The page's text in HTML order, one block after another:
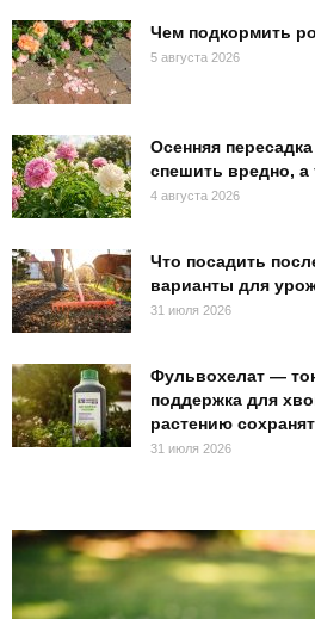
Чем подкормить
5 августа 2026
Осенняя
спешить вредно, а
4 августа 2026
Что посадить
варианты для
31 июля 2026
Фульвохелат —
поддержка для
растению
31 июля 2026